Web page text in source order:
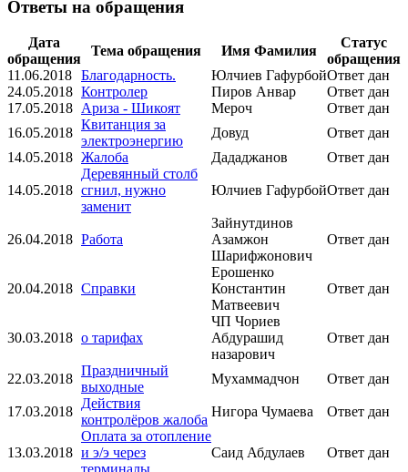
Ответы на обращения
Дата
обращения
Тема обращения Имя Фамилия
Статус
обращения
11.06.2018 Благодарность. Юлчиев ГафурбойОтвет дан
24.05.2018 Контролер Пиров Анвар
Ответ дан
17.05.2018 Ариза - Шикоят Мероч
Ответ дан
16.05.2018
Квитанция за
электроэнергию
Довуд
Ответ дан
14.05.2018 Жалоба Дададжанов Ответ дан
14.05.2018
Деревянный столб
сгнил, нужно
заменит
Юлчиев ГафурбойОтвет дан
26.04.2018 Работа
Зайнутдинов
Азамжон
Шарифжонович
Ответ дан
20.04.2018 Справки
Ерошенко
Константин
Матвеевич
Ответ дан
30.03.2018 о тарифах
ЧП Чориев
Абдурашид
назарович
Ответ дан
22.03.2018
Праздничный
выходные
Мухаммадчон Ответ дан
17.03.2018
Действия
контролёров жалоба
Нигора Чумаева Ответ дан
13.03.2018
Оплата за отопление
и э/э через
терминалы
Саид Абдулаев Ответ дан